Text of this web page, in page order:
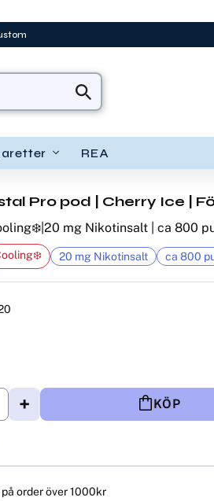
Pro pod | Cherry Ice |
mg Nikotinsalt | ca 800
+ KÖP
20 mg Nikotinsalt ca 800